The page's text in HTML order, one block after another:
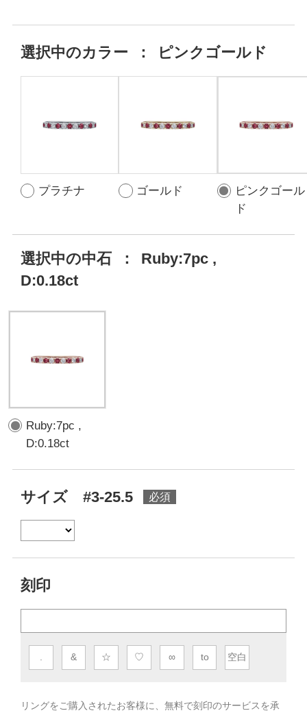
選択中のカラー ： ピンクゴールド
プラチナ ゴールド
ピンクゴール
ド
選択中の中石 ：
Ruby:7pc ,
D:0.18ct
Ruby:7pc ,
D:0.18ct
サイズ #3-25.5
刻印
. & ☆ ♡ ∞ to 空白
リングをご購入されたお客様に、無料で刻印のサービスを承